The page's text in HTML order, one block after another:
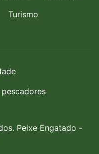
Turismo
Peixe Engatado -